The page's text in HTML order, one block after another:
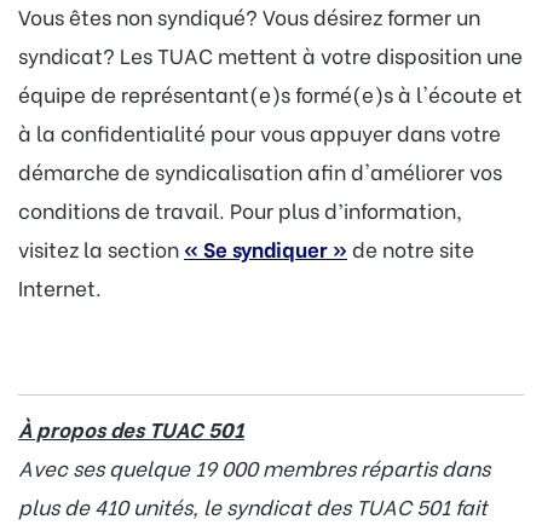
Vous êtes non syndiqué? Vous désirez former un
syndicat? Les TUAC mettent à votre disposition une
équipe de représentant(e)s formé(e)s à l'écoute et
à la confidentialité pour vous appuyer dans votre
démarche de syndicalisation afin d'améliorer vos
conditions de travail. Pour plus d’information,
visitez la section« Se syndiquer » de notre site
Internet.
À propos des TUAC 501
Avec ses quelque 19 000 membres répartis dans
plus de 410 unités, le syndicat des TUAC 501 fait